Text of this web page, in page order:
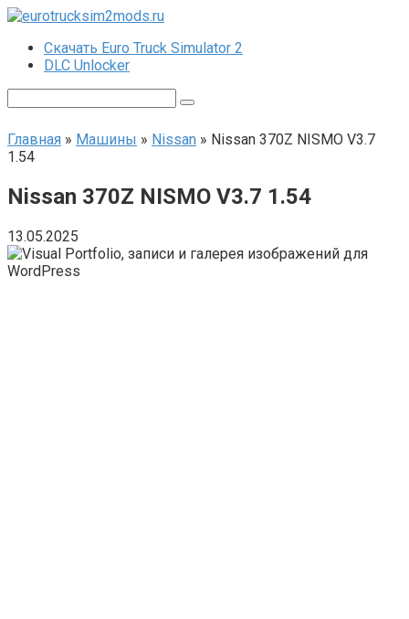
Перейти
контентуСкачать Euro Truck Simulator 2
DLC Unlocker
Главная » Машины » Nissan » Nissan 370Z NISMO V3.7
1.54
Nissan 370Z NISMO V3.7 1.54
13.05.2025